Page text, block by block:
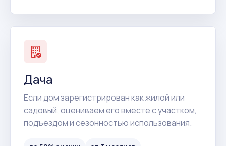
Дача
Если дом зарегистрирован как жилой или
садовый, оцениваем его вместе с участком,
подъездом и сезонностью использования.